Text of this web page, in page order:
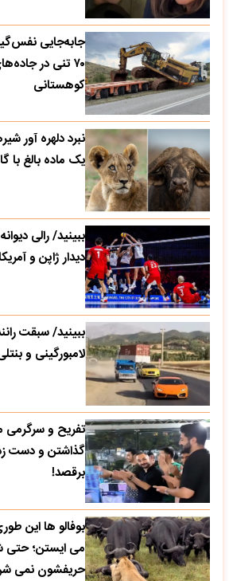
جابه‌جایی
۷۰ تنی در
کوهستانی
نبرد دلهره آور
یک ماده بالغ با
ببینید/ رالی
دیدار ژاپن و
ببینید/ سبقت
لامبورگینی و
تفریح و سرگرمی
گذاشتن و دست
برقصد!
بوفالو ها این‌
می‌ ایستن؛ حتی
حریفشون نمی‌